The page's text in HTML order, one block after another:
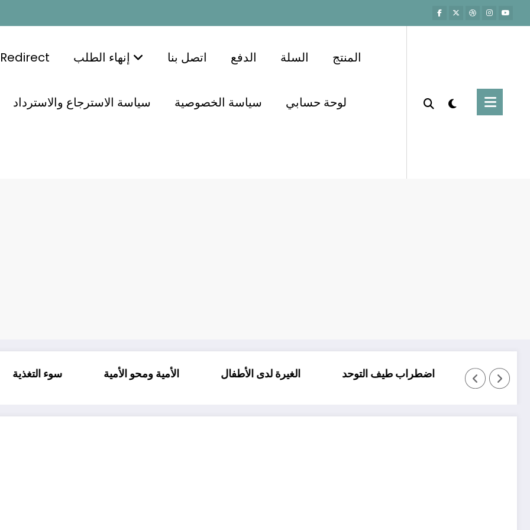
Redirect اتصل بنا الدفع السلة المنتج
سياسة الاسترجاع والاسترداد سياسة الخصوصية لوحة حسابي
الأمية ومحو الأمية الغيرة لدى الأطفال اضطراب طيف التوحد التلعثم والتأتأة عند الاطفال